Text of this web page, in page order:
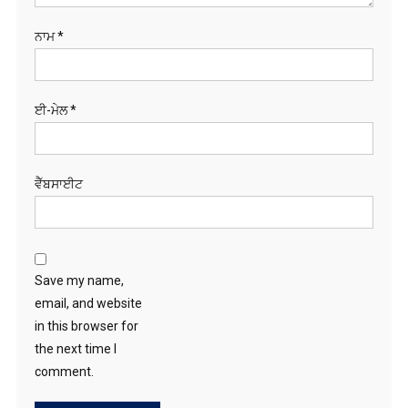
ਨਾਮ*
ਈ-ਮੇਲ*
ਵੈੱਬਸਾਈਟ
Save my name,
email, and website
in this browser for
the next time I
comment.